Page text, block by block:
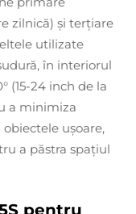
zilnică) și terțiare
utilizate
în interiorul
(15-24 inch de la
a minimiza
ușoare,
a păstra spațiul
pentru